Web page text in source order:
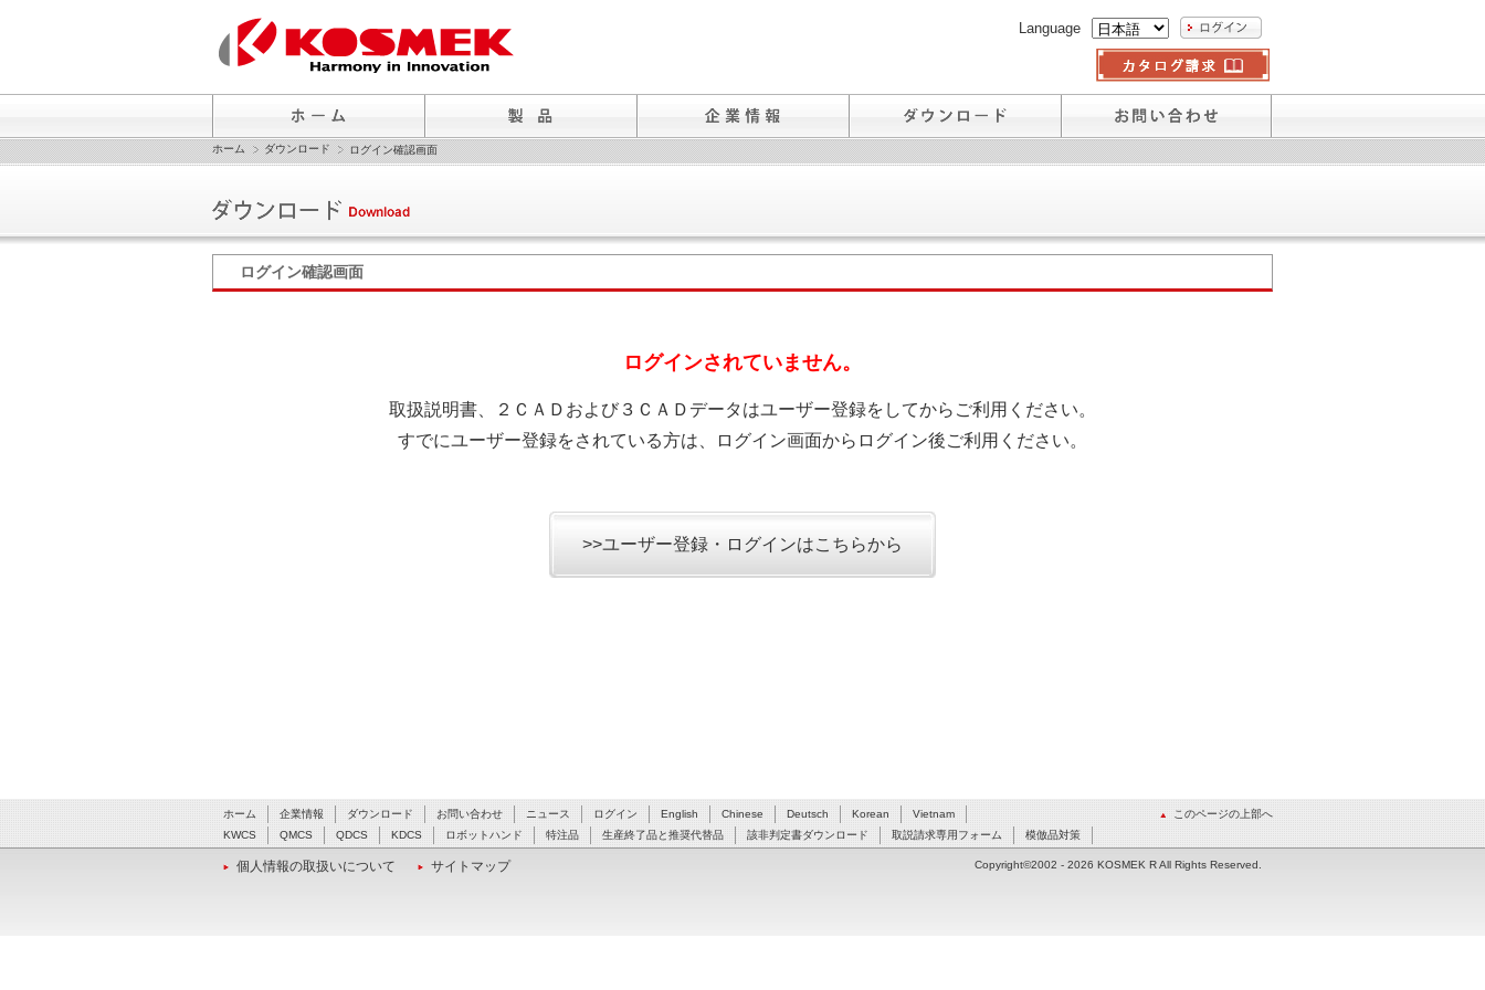
Language
ホーム ダウンロード ログイン確認画面
ログイン確認画面
ログインされていません。
取扱説明書、２ＣＡＤおよび３ＣＡＤデータはユーザー登録をしてからご利用ください。
すでにユーザー登録をされている方は、ログイン画面からログイン後ご利用ください。
>>ユーザー登録・ログインはこちらから
このページの上部へ
ホーム 企業情報 ダウンロード お問い合わせ ニュース ログイン English Chinese Deutsch Korean
Vietnam
KWCS
QMCS QDCS KDCS ロボットハンド 特注品 生産終了品と推奨代替品 該非判定書ダウンロード 取説請求専用フォーム 模倣品対策
個人情報の取扱いについて サイトマップ Copyright©2002 - 2026 KOSMEK R All Rights Reserved.